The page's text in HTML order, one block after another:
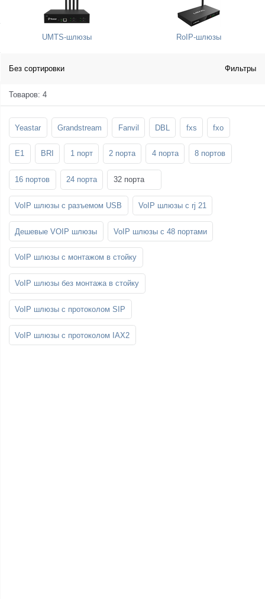
UMTS-шлюзы RoIP-шлюзы
Без сортировки Фильтры
Товаров: 4
Yeastar Grandstream Fanvil DBL fxs fxo
E1 BRI 1 порт 2 порта 4 порта 8 портов
16 портов 24 порта 32 порта
VoIP шлюзы с разъемом USB VoIP шлюзы с rj 21
Дешевые VOIP шлюзы VoIP шлюзы с 48 портами
VoIP шлюзы с монтажом в стойку
VoIP шлюзы без монтажа в стойку
VoIP шлюзы с протоколом SIP
VoIP шлюзы с протоколом IAX2
Стойки и крепления для панелей и
телевизоров
Шахтные телефоны
SFP-модули
3G/4G LTE и ADSL модемы
Мобильные телефоны